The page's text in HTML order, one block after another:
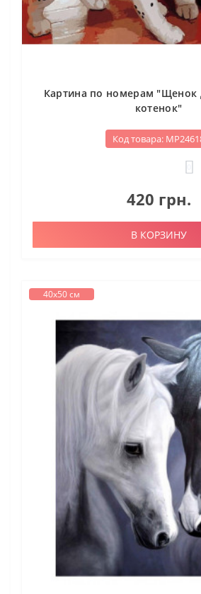
Картина по номерам "Щенок
котенок"
Код товара:
420 грн.
В КОРЗИНУ
40х50 см